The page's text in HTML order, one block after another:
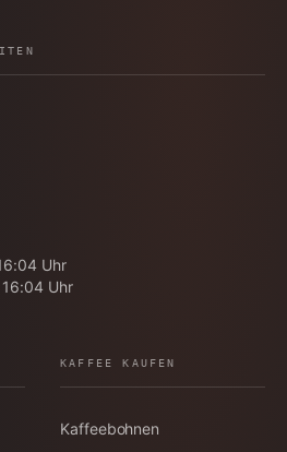
Uhr
Uhr
KAFFEE KAUFEN
Kaffeebohnen